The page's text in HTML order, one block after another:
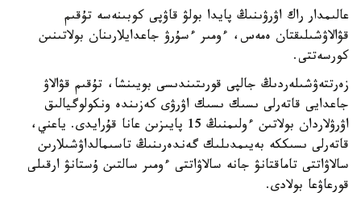
عالىمدار راك اۋرۋىنىڭ پايدا بولۋ قاۋپى كوبىنەسە تۇقىم
قۋالاۋشىلىقتان ەمەس، ءومىر ءسۇرۋ جاعدايلارىنان بولاتىنىن
كورسەتتى.
زەرتتەۋشىلەردىڭ جالپى قورىتىندىسى بويىنشا، تۇقىم قۋالاۋ
جاعدايى قاتەرلى ىسىك ىسىك اۋرۋى كەزىندە ونكولوگيالىق
اۋرۋلاردان بولاتىن ءولىمنىڭ 15 پايىزىن عانا قۇرايدى. ياعني،
قاتەرلى ىسىككە بەيىمدىلىك گەندەرىنىڭ تاسىمالداۋشىلارىن
سالاۋاتتى تاماقتانۋ جانە سالاۋاتتى ءومىر سالتىن ۇستانۋ ارقىلى
قورعاۋعا بولادى.